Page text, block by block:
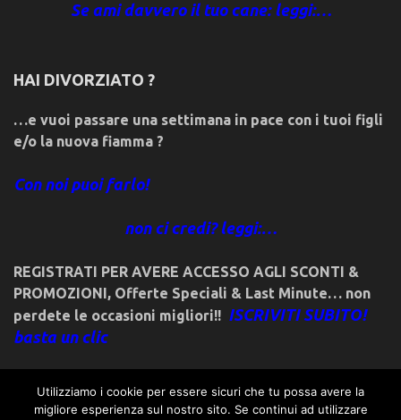
Se ami davvero il tuo cane: leggi:…
HAI DIVORZIATO ?
…e vuoi passare una settimana in pace con i tuoi figli
e/o la nuova fiamma ?
Con noi puoi farlo!
non ci credi? leggi:…
REGISTRATI PER AVERE ACCESSO AGLI SCONTI &
PROMOZIONI, Offerte Speciali & Last Minute… non
perdete le occasioni migliori!! ISCRIVITI SUBITO!
basta un clic
Utilizziamo i cookie per essere sicuri che tu possa avere la
migliore esperienza sul nostro sito. Se continui ad utilizzare